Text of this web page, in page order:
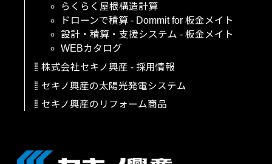
らくらく屋根構造計算
ドローンで積算 - Dommit for 板金メイト
設計・積算・支援システム - 板金メイト
WEBカタログ
株式会社セキノ興産 - 採用情報
セキノ興産の太陽光発電システム
セキノ興産のリフォーム商品